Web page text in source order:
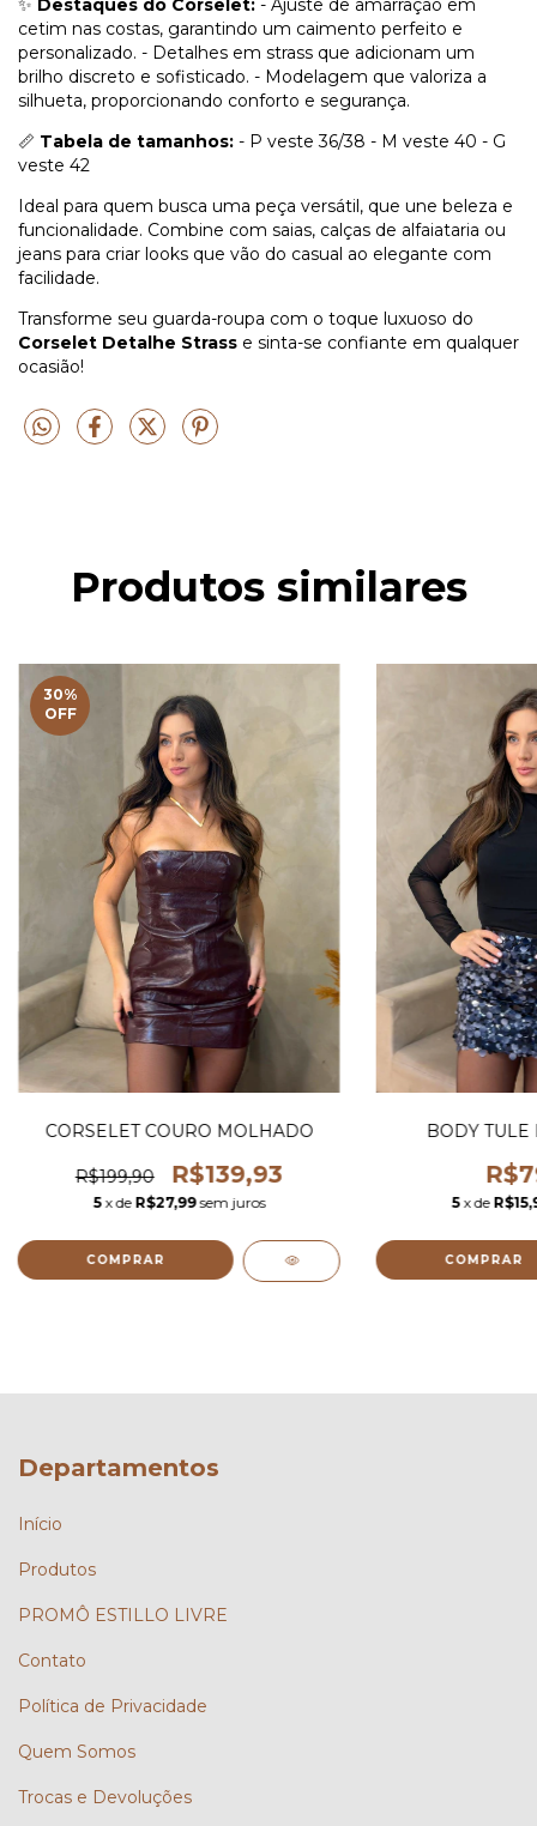
✨ Destaques do Corselet: - Ajuste de amarração em
cetim nas costas, garantindo um caimento perfeito e
personalizado. - Detalhes em strass que adicionam um
brilho discreto e sofisticado. - Modelagem que valoriza a
silhueta, proporcionando conforto e segurança.
📏 Tabela de tamanhos: - P veste 36/38 - M veste 40 - G
veste 42
Ideal para quem busca uma peça versátil, que une beleza e
funcionalidade. Combine com saias, calças de alfaiataria ou
jeans para criar looks que vão do casual ao elegante com
facilidade.
Transforme seu guarda-roupa com o toque luxuoso do
Corselet Detalhe Strass e sinta-se confiante em qualquer
ocasião!
Produtos similares
30%
OFF
CORSELET COURO MOLHADO
R$199,90 R$139,93
5 x de R$27,99 sem juros
COMPRAR
BODY
5 x de
COMPRAR
Departamentos
Início
Produtos
PROMÔ ESTILLO LIVRE
Contato
Política de Privacidade
Quem Somos
Trocas e Devoluções